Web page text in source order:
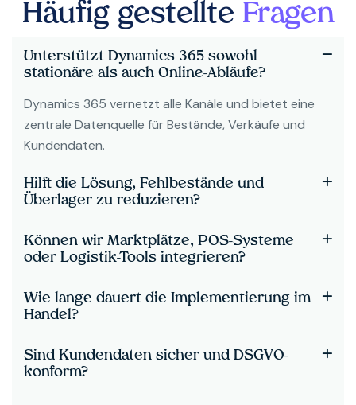
Häufig gestellte Fragen
Unterstützt Dynamics 365 sowohl
stationäre als auch Online-Abläufe?
Dynamics 365 vernetzt alle Kanäle und bietet eine
zentrale Datenquelle für Bestände, Verkäufe und
Kundendaten.
Hilft die Lösung, Fehlbestände und
Überlager zu reduzieren?
Können wir Marktplätze, POS-Systeme
oder Logistik-Tools integrieren?
Wie lange dauert die Implementierung im
Handel?
Sind Kundendaten sicher und DSGVO-
konform?